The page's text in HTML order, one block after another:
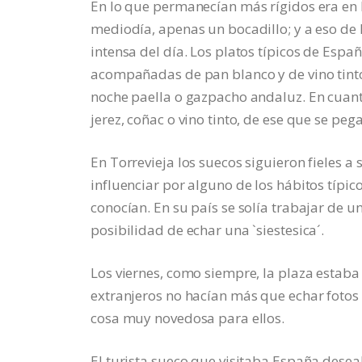
En lo que permanecían más rígidos era
mediodía, apenas un bocadillo; y a eso
intensa del día. Los platos típicos de
acompañadas de pan blanco y de vino
noche paella o gazpacho andaluz. En
jerez, coñac o vino tinto, de ese que se
En Torrevieja los suecos siguieron fieles
influenciar por alguno de los hábitos
conocían. En su país se solía trabajar de
posibilidad de echar una `siestesica´.
Los viernes, como siempre, la plaza
extranjeros no hacían más que echar
cosa muy novedosa para ellos.